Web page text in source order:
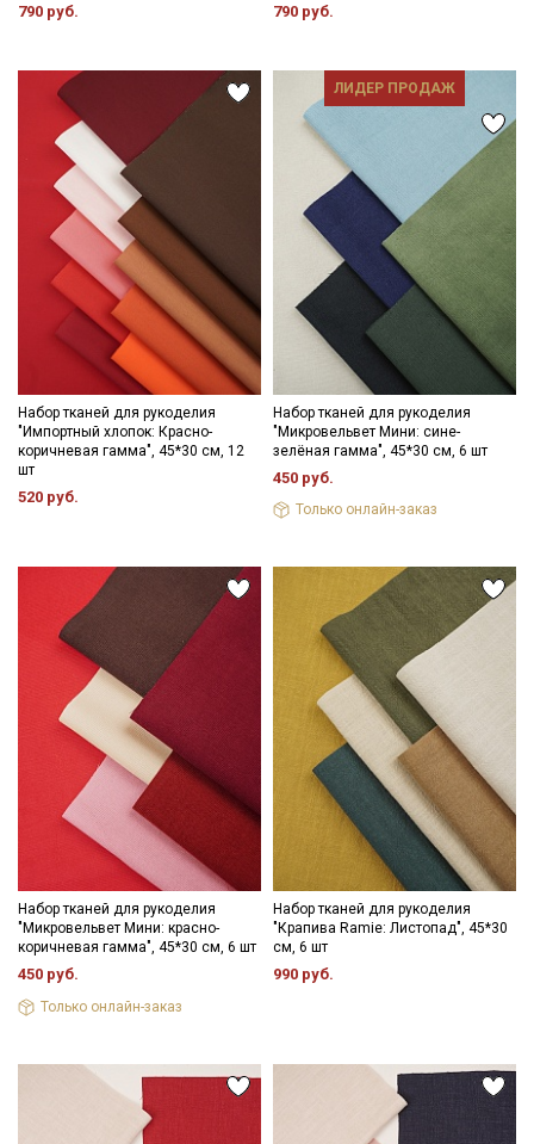
790 руб. 790 руб.
Набор тканей для рукоделия
"Импортный хлопок: Красно-
коричневая гамма", 45*30 см, 12
шт
520 руб.
ЛИДЕР ПРОДАЖ
Набор тканей для рукоделия
"Микровельвет Мини: сине-
зелёная гамма", 45*30 см, 6 шт
450 руб.
Только онлайн-заказ
Набор тканей для рукоделия
"Микровельвет Мини: красно-
коричневая гамма", 45*30 см, 6 шт
450 руб.
Только онлайн-заказ
Набор тканей для рукоделия
"Крапива Ramie: Листопад", 45*30
см, 6 шт
990 руб.